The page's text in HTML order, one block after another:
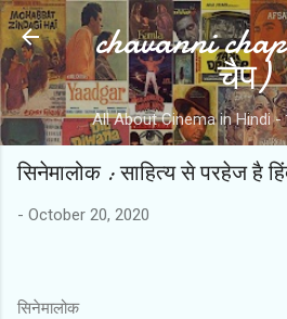
Skip to main
chavanni
चैप)
All About Cinema in Hindi -
सिनेमालोक : साहित्य से परहेज है
- October 20, 2020
सिनेमालोक